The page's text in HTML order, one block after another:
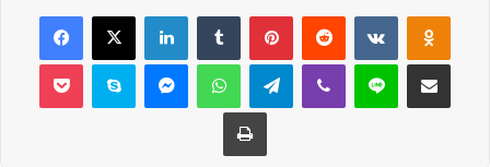
Facebook
X LinkedInTumblr PinterestReddit VKontakte
Pocket Skype MessengerWhatsAppTelegramViber Line E-Posta ile
Yazdır